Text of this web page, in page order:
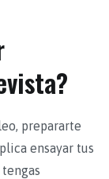
prepararte
ensayar tus